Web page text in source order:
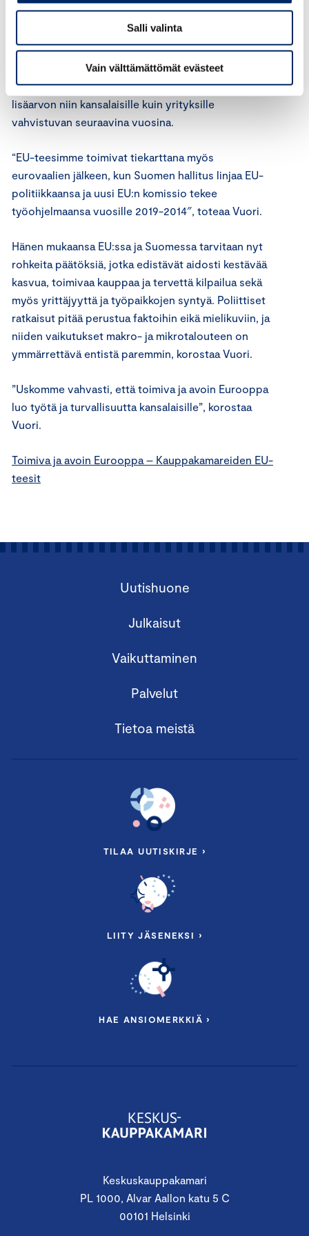
Salli valinta
Vain välttämättömät evästeet
Keskuskauppakamarin johtaja Timo Vuoren mukaan
Kauppakamarit haluavat nyt nostaa eurovaalien alla
vahvasti esille tavoitteita ja keinoja, joilla yritykset
uskovat Euroopan unionin toiminnan ja sen luoman
lisäarvon niin kansalaisille kuin yrityksille
vahvistuvan seuraavina vuosina.
“EU-teesimme toimivat tiekarttana myös
eurovaalien jälkeen, kun Suomen hallitus linjaa EU-
politiikkaansa ja uusi EU:n komissio tekee
työohjelmaansa vuosille 2019-2014″, toteaa Vuori.
Hänen mukaansa EU:ssa ja Suomessa tarvitaan nyt
rohkeita päätöksiä, jotka edistävät aidosti kestävää
kasvua, toimivaa kauppaa ja tervettä kilpailua sekä
myös yrittäjyyttä ja työpaikkojen syntyä. Poliittiset
ratkaisut pitää perustua faktoihin eikä mielikuviin, ja
niiden vaikutukset makro- ja mikrotalouteen on
ymmärrettävä entistä paremmin, korostaa Vuori.
”Uskomme vahvasti, että toimiva ja avoin Eurooppa
luo työtä ja turvallisuutta kansalaisille”, korostaa
Vuori.
Toimiva ja avoin Eurooppa – Kauppakamareiden EU-
teesit
Keskuskauppakamari
PL 1000, Alvar Aallon katu 5 C
00101 Helsinki
Uutishuone
Julkaisut
Vaikuttaminen
Palvelut
Tietoa meistä
TILAA UUTISKIRJE ›
LIITY JÄSENEKSI ›
HAE ANSIOMERKKIÄ ›